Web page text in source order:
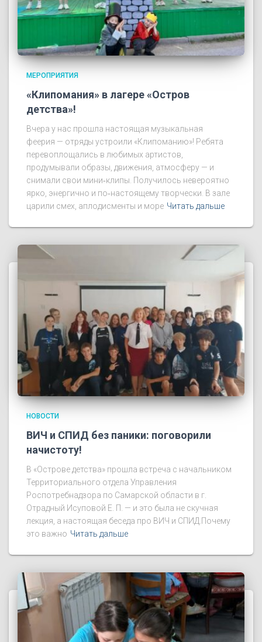
МЕРОПРИЯТИЯ
«Клипомания» в лагере «Остров
детства»!
Вчера у нас прошла настоящая музыкальная
феерия — отряды устроили «Клипоманию»! Ребята
перевоплощались в любимых артистов,
продумывали образы, движения, атмосферу — и
снимали свои мини‑клипы. Получилось невероятно
ярко, энергично и по‑настоящему творчески. В зале
царили смех, аплодисменты и море Читать дальше
НОВОСТИ
ВИЧ и СПИД без паники: поговорили
начистоту!
В «Острове детства» прошла встреча с начальником
Территориального отдела Управления
Роспотребнадзора по Самарской области в г.
Отрадный Исуповой Е. П. — и это была не скучная
лекция, а настоящая беседа про ВИЧ и СПИД.Почему
это важно Читать дальше